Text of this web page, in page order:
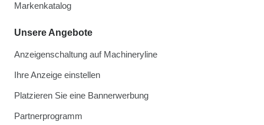
Markenkatalog
Unsere Angebote
Anzeigenschaltung auf Machineryline
Ihre Anzeige einstellen
Platzieren Sie eine Bannerwerbung
Partnerprogramm